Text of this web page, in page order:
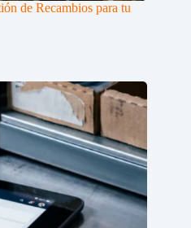
de Recambios para tu